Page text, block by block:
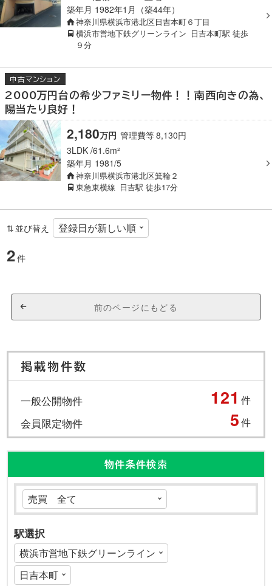
築年月 1982年1月（築44年）
神奈川県横浜市港北区日吉本町６丁目
横浜市営地下鉄グリーンライン 日吉本町駅 徒歩
９分
中古マンション
2000万円台の希少ファミリー物件！！南西向きの為、
陽当たり良好！
3LDK 61.6m²
築年月 1981/5
神奈川県横浜市港北区箕輪２
東急東横線 日吉駅 徒歩17分
2,180万円 管理費等8,130円
並び替え
2件
前のページにもどる
掲載物件数
一般公開物件 121 件
会員限定物件 5件
物件条件検索
駅選択